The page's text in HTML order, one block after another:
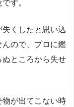
す。
くしたと思い込
ので、プロに鑑
ところから失せ
が出てこない時